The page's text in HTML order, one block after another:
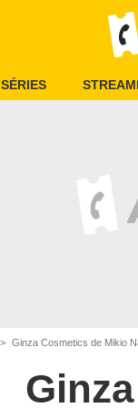
SÉRIES
Ginza Cosmetics de Mikio